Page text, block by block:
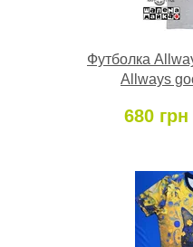
Футболка
Allways
680 грн